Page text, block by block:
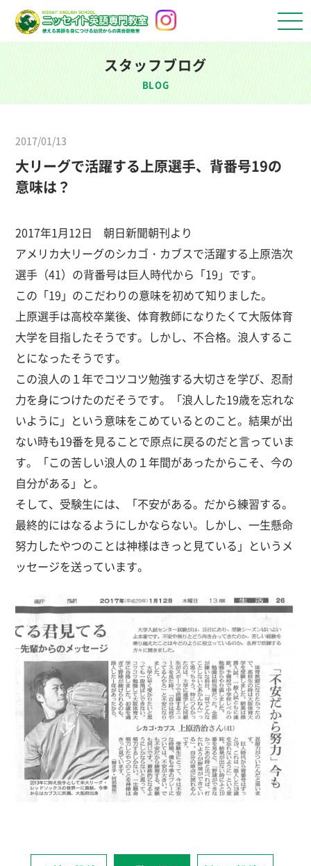
スタッフブログ
BLOG
2017/01/13
大リーグで活躍する上原選手、背番号19の
意味は？
2017年1月12日 朝日新聞朝刊より
アメリカ大リーグのシカゴ・カブスで活躍する上原浩次
選手（41）の背番号は巨人時代から「19」です。
この「19」のこだわりの意味を初めて知りました。
上原選手は高校卒業後、体育教師になりたくて大阪体育
大学を目指したそうです。しかし、不合格。浪人するこ
とになったそうです。
この浪人の１年でコツコツ勉強する大切さを学び、忍耐
力を身につけたのだそうです。「浪人した19歳を忘れな
いように」という意味をこめているとのこと。結果が出
ない時も19番を見ることで原点に戻るのだと言っていま
す。「この苦しい浪人の１年間があったからこそ、今の
自分がある」と。
そして、受験生には、「不安がある。だから練習する。
最終的にはなるようにしかならない。しかし、一生懸命
努力したやつのことは神様はきっと見ている」というメ
ッセージを送っています。